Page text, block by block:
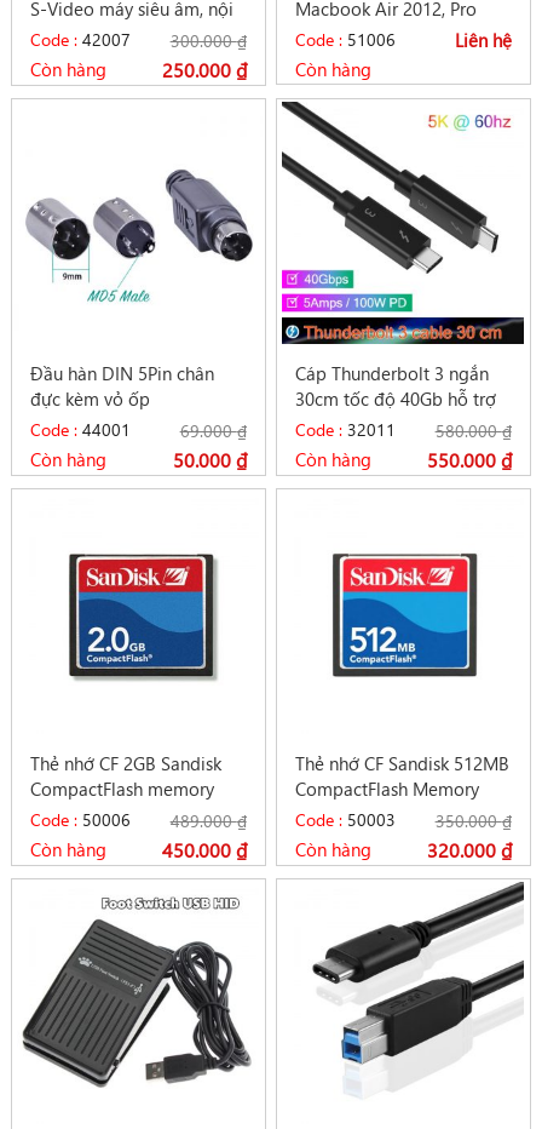
S-Video máy siêu âm, nội
soi vào máy tính
300.000₫
250.000₫
Code :42007
Còn hàng
Macbook Air 2012, Pro
2012 sang USB 3.0
Liên hệ
Code : 51006
Còn hàng
Đầu hàn DIN 5Pin chân
đực kèm vỏ ốp
69.000₫
50.000₫
Code :44001
Còn hàng
Cáp Thunderbolt 3 ngắn
30cm tốc độ 40Gb hỗ trợ
5K sạc 5A/100W PD580.000₫
550.000₫
Code :32011
Còn hàng
Thẻ nhớ CF 2GB Sandisk
CompactFlash memory
card dùng cho máy CNC
489.000₫
450.000₫
Code : 50006
Còn hàng
Thẻ nhớ CF Sandisk 512MB
CompactFlash Memory
card cho máy CNC350.000₫
320.000₫
Code : 50003
Còn hàng